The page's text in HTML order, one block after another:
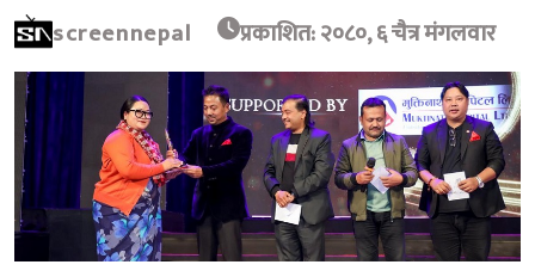
screennepal प्रकाशित: २०८०, ६ चैत्र मंगलवार